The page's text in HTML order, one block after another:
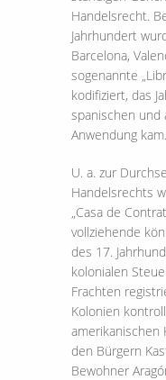
Handelsrecht.
Jahrhundert
Barcelona,
sogenannte
kodifiziert, das
spanischen und
Anwendung kam.
U. a. zur
Handelsrechts
„Casa de
vollziehende
des 17.
kolonialen
Frachten
Kolonien
amerikanischen
den Bürgern
Bewohner